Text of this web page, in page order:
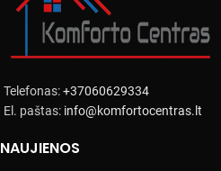
Telefonas:+37060629334
El. paštas: info@komfortocentras.lt
NAUJIENOS